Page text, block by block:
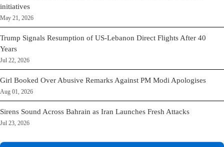
initiatives
May 21, 2026
Trump Signals Resumption of US-Lebanon Direct Flights After 40
Years
Jul 22, 2026
Girl Booked Over Abusive Remarks Against PM Modi Apologises
Aug 01, 2026
Sirens Sound Across Bahrain as Iran Launches Fresh Attacks
Jul 23, 2026